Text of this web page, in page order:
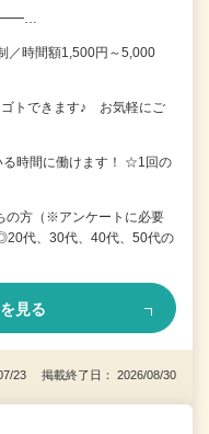
／時間額1,500円～5,000
ゴトできます♪ お気軽にご
る時間に働けます！ ☆1回の
の方（※アンケートに必要
代、30代、40代、50代の
見る
23 掲載終了日： 2026/08/30